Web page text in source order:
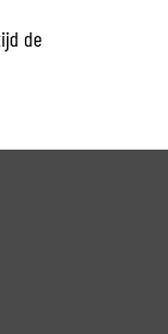
de